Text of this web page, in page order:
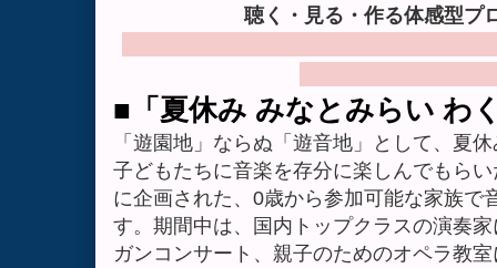
聴く・見る・作る体感型プ
■ 「夏休み みなとみらい わ
「遊園地」ならぬ「遊音地」として、夏
子どもたちに音楽を存分に楽しんでもらい
に企画された、 0歳から参加可能な家族で
す。期間中は、国内トップクラスの演奏
ガンコンサート、親子のためのオペラ教